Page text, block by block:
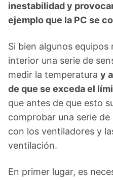
inestabilidad y
ejemplo que la PC se
Si bien algunos
interior una serie de
medir la temperatura y
de que se exceda el
que antes de que esto
comprobar una serie
con los ventiladores y
ventilación.
En primer lugar, es